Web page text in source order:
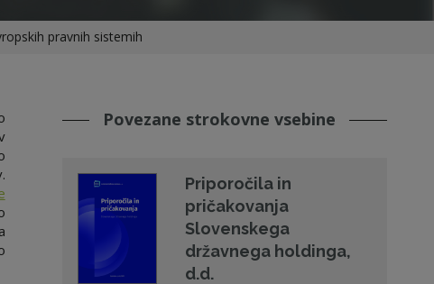
pravnih sistemih
Povezane strokovne vsebine
Priporočila in
pričakovanja
Slovenskega
državnega holdinga,
d.d.